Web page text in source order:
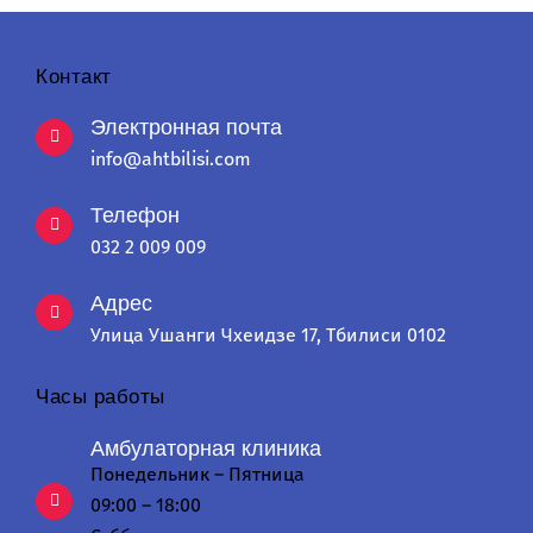
Контакт
Электронная почта
info@ahtbilisi.com
Телефон
032 2 009 009
Адрес
Улица Ушанги Чхеидзе 17, Тбилиси 0102
Часы работы
Амбулаторная клиника
Понедельник – Пятница
09:00 – 18:00